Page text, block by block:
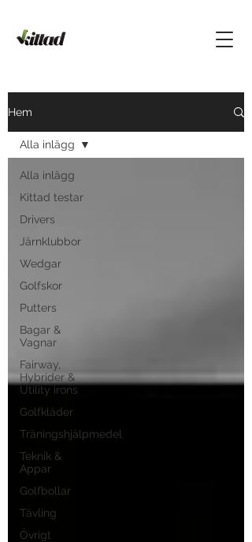
Hem
Alla inlägg
Kittad testar
Drivers
Järnklubbor
Wedgar
Golfskor
Putters
Bagar &
Vagnar
Fairway,
Hybrider &
Utility irons
Golfkläder
Träningshjälpmedel
Teknik &
Appar
Golfbollar
Tävling
Övrigt
Alla inlägg